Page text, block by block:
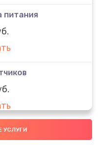
питания
чистка
УСЛУГИ